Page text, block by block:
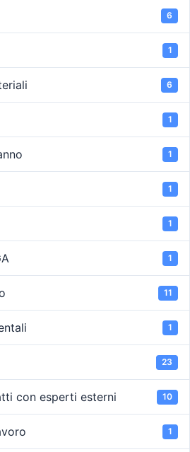
6
1
6
1
1
1
1
1
11
1
23
con esperti esterni 10
1